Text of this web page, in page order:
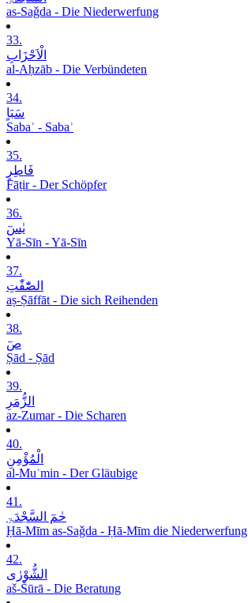
as-Saǧda - Die Niederwerfung
33.
الْاَحْزَابِ
al-Aḥzāb - Die Verbündeten
34.
سَبَاٍ
Sabaʾ - Sabaʾ
35.
فَاطِرٍ
Fāṭir - Der Schöpfer
36.
یٰسٓ
Yā-Sīn - Yā-Sīn
37.
الصّٰٓفّٰتِ
aṣ-Ṣāffāt - Die sich Reihenden
38.
صٓ
Ṣād - Ṣād
39.
الزُّمَرِ
az-Zumar - Die Scharen
40.
الْمُؤْمِنِ
al-Muʾmin - Der Gläubige
41.
حٰمٓ السَّجْدَۃِ
Ḥā-Mīm as-Saǧda - Ḥā-Mīm die Niederwerfung
42.
الشُّوْرٰی
aš-Šūrā - Die Beratung